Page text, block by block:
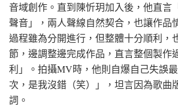
音域創作。直到陳忻玥加入後，他直言
聲音」，兩人聲線自然契合，也讓作品
過程雖為分開進行，但整體十分順利，
節，邊調整邊完成作品，直言整個製作
利」。拍攝MV時，他則自爆自己失誤
次，是我沒錯（笑）」，坦言因為歌曲
詞。